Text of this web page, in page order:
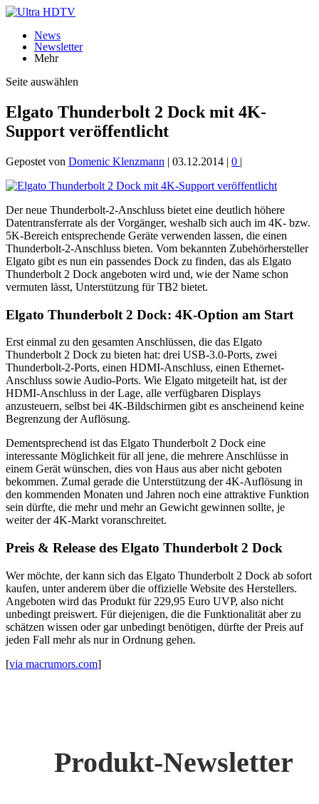
News
Newsletter
Mehr
Seite auswählen
Elgato Thunderbolt 2 Dock mit 4K-
Support veröffentlicht
Gepostet von Domenic Klenzmann | 03.12.2014 | 0 |
Der neue Thunderbolt-2-Anschluss bietet eine deutlich höhere
Datentransferrate als der Vorgänger, weshalb sich auch im 4K- bzw.
5K-Bereich entsprechende Geräte verwenden lassen, die einen
Thunderbolt-2-Anschluss bieten. Vom bekannten Zubehörhersteller
Elgato gibt es nun ein passendes Dock zu finden, das als Elgato
Thunderbolt 2 Dock angeboten wird und, wie der Name schon
vermuten lässt, Unterstützung für TB2 bietet.
Elgato Thunderbolt 2 Dock: 4K-Option am Start
Erst einmal zu den gesamten Anschlüssen, die das Elgato
Thunderbolt 2 Dock zu bieten hat: drei USB-3.0-Ports, zwei
Thunderbolt-2-Ports, einen HDMI-Anschluss, einen Ethernet-
Anschluss sowie Audio-Ports. Wie Elgato mitgeteilt hat, ist der
HDMI-Anschluss in der Lage, alle verfügbaren Displays
anzusteuern, selbst bei 4K-Bildschirmen gibt es anscheinend keine
Begrenzung der Auflösung.
Dementsprechend ist das Elgato Thunderbolt 2 Dock eine
interessante Möglichkeit für all jene, die mehrere Anschlüsse in
einem Gerät wünschen, dies von Haus aus aber nicht geboten
bekommen. Zumal gerade die Unterstützung der 4K-Auflösung in
den kommenden Monaten und Jahren noch eine attraktive Funktion
sein dürfte, die mehr und mehr an Gewicht gewinnen sollte, je
weiter der 4K-Markt voranschreitet.
Preis & Release des Elgato Thunderbolt 2 Dock
Wer möchte, der kann sich das Elgato Thunderbolt 2 Dock ab sofort
kaufen, unter anderem über die offizielle Website des Herstellers.
Angeboten wird das Produkt für 229,95 Euro UVP, also nicht
unbedingt preiswert. Für diejenigen, die die Funktionalität aber zu
schätzen wissen oder gar unbedingt benötigen, dürfte der Preis auf
jeden Fall mehr als nur in Ordnung gehen.
[via macrumors.com]
Produkt-Newsletter